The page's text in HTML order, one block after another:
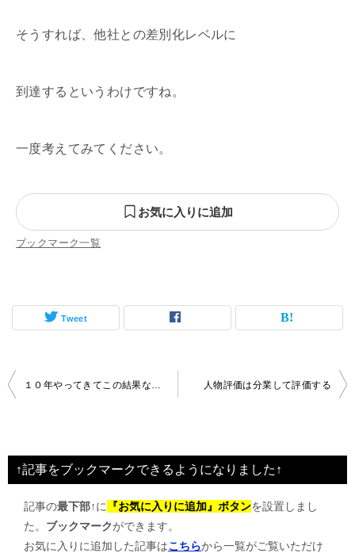
そうすれば、他社との差別化レベルに
到達するというわけですね。
一度考えてみてください。
お気に入りに追加
ブックマーク一覧
Tweet
投
ビ
ゲ
人物評価は分業して評価する
↑記事をブックマークできるようになりました↑
記事の最下部↑に 『お気に入りに追加』ボタンを設置しまし
た。 ブックマークができます。
お気に入りに追加した記事はこちらから一覧がご覧いただけ